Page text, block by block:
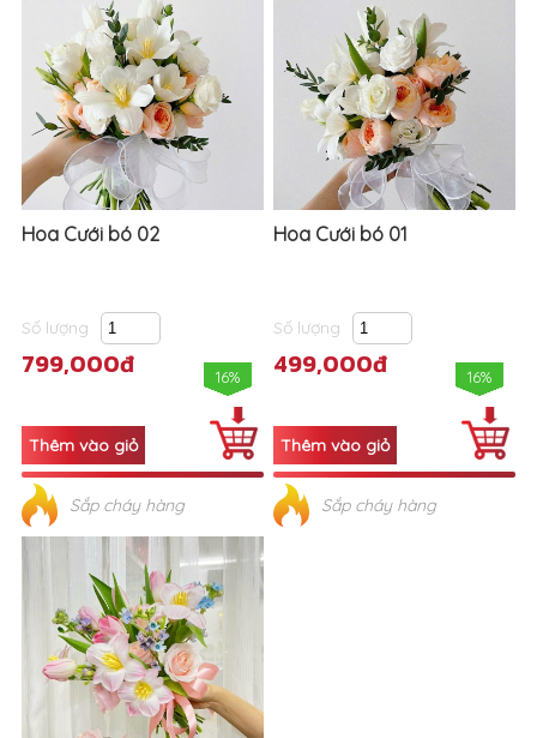
Hoa Cưới bó 02
Số lượng
799,000đ 16%
Sắp cháy hàng
Hoa Cưới bó 01
Số lượng
499,000đ 16%
Sắp cháy hàng